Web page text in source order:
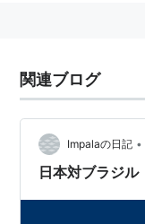
関連ブログ
Impalaの日記 •
日本対ブラジル